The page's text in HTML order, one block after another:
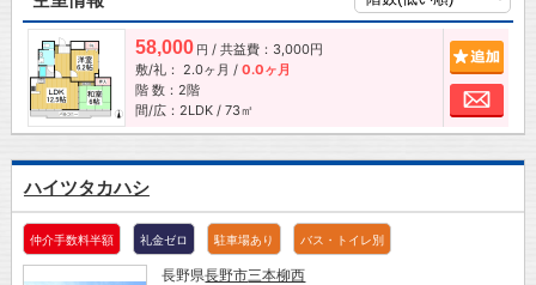
58,000 円 / 共益費：3,000円
敷/礼： 2.0ヶ月 / 0.0ヶ月
階 数：2階
間/広：2LDK / 73㎡
お
ハイツタカハシ
仲介手数料半額 礼金ゼロ 駐車場あり バス・トイレ別
長野県長野市三本柳西